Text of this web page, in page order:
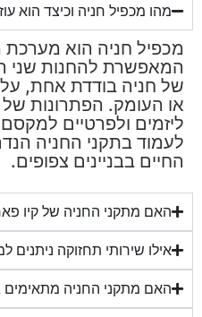
מהו מכפיל חניה וכיצד הוא
מכפיל חניה הוא מערכת
המאפשרת להחנות שני
של חניה בודדת אחת, על
או העומק. הפתרונות
ליזמים ולפרטיים
לעמוד בתקני החניה
החיים בבניינים צפופים.
האם מתקני החניה של קיו
אילו שירותי תחזוקה ניתנים
האם מתקני החניה